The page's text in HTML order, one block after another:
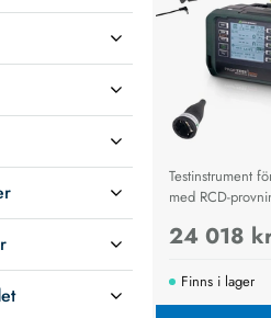
Testinstrument
med RCD-
efterlevnad.
24 018
Finns i lager